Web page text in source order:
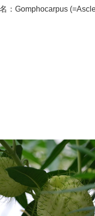
：Gomphocarpus